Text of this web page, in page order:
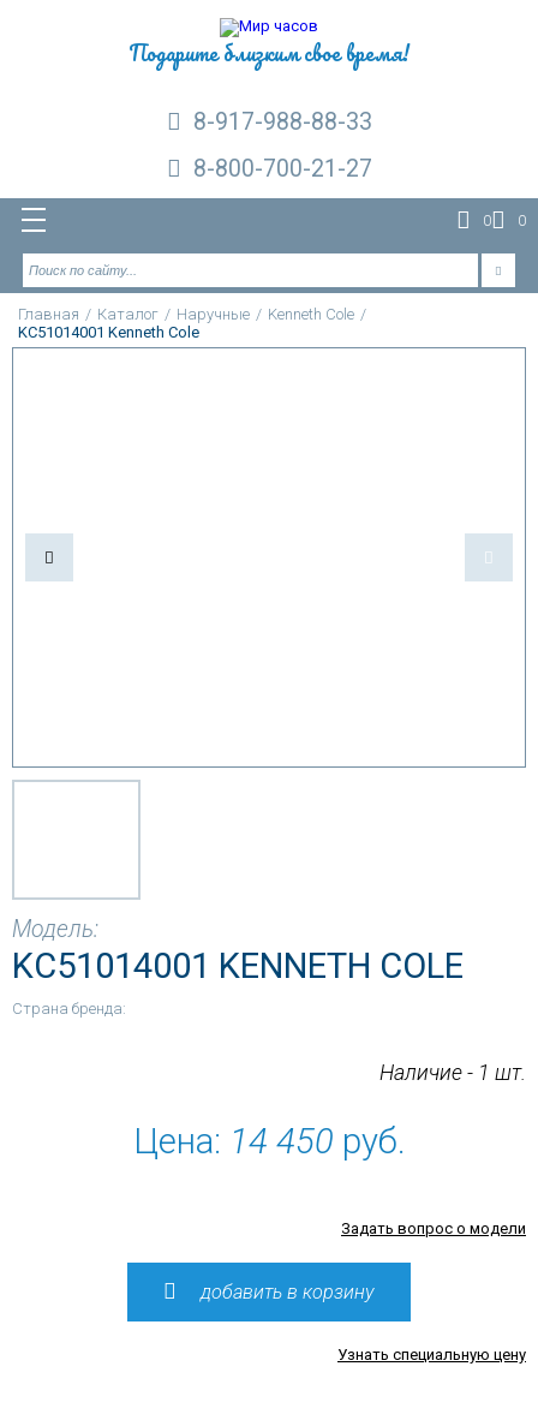
Подарите близким свое время!
8-917-988-88-33
8-800-700-21-27
0 0
Главная / Каталог / Наручные / Kenneth Cole /
KC51014001 Kenneth Cole
Модель:
KC51014001 KENNETH COLE
Страна бренда:
Наличие - 1 шт.
Цена: 14 450 руб.
Задать вопрос о модели
добавить в корзину
Узнать специальную цену